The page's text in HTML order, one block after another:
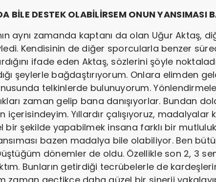
BİLE DESTEK OLABİLİRSEM ONUN YANSIMASI
aynı zamanda kaptanı da olan Uğur
Kendisinin de diğer sporcularla benzer
ifade eden Aktaş, sözlerini şöyle
şeylerle bağdaştırıyorum. Onlara elimden
telkinlerde bulunuyorum.
zaman gelip bana danışıyorlar. Bundan
içerisindeyim. Yıllardır çalışıyoruz,
bir şekilde yapabilmek insana farklı bir
bazen madalya bile olabiliyor. Ben
dönemler de oldu. Özellikle son 2, 3
Bunların getirdiği tecrübelerle de
zaman geçtikçe daha güzel bir sinerji